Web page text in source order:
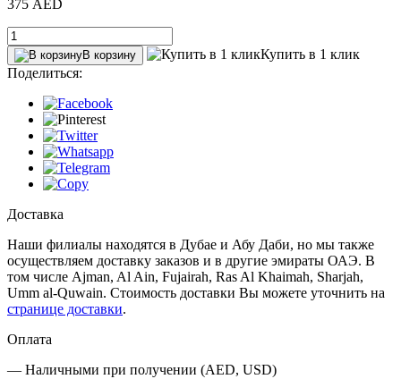
375 AED
В корзину
Купить в 1 клик
Поделиться:
Доставка
Наши филиалы находятся в Дубае и Абу Даби, но мы также
осуществляем доставку заказов и в другие эмираты ОАЭ. В
том числе Ajman, Al Ain‎, Fujairah, Ras Al Khaimah, Sharjah,
Umm al-Quwain. Стоимость доставки Вы можете уточнить на
странице доставки.
Оплата
— Наличными при получении (AED, USD)